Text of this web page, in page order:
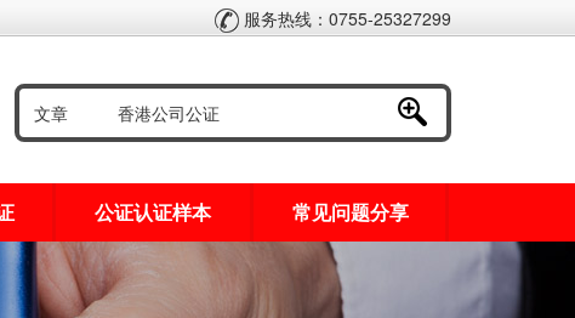
服务热线：0755-25327299
公证认证样本 常见问题分享